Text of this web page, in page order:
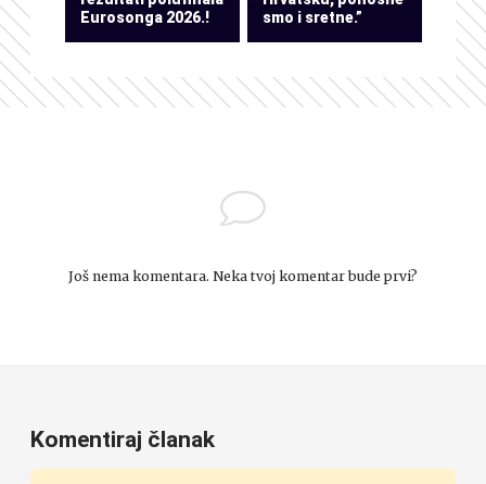
Eurosonga 2026.!
smo i sretne.”
Još nema komentara. Neka tvoj komentar bude prvi?
Komentiraj članak